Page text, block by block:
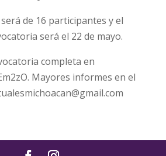
de 16 participantes y el
será el 22 de mayo.
completa en
Mayores informes en el